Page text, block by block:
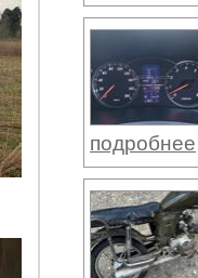
подробнее